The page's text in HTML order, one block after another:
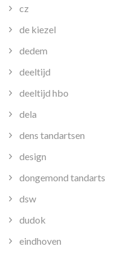
cz
de kiezel
dedem
deeltijd
deeltijd hbo
dela
dens tandartsen
design
dongemond tandarts
dsw
dudok
eindhoven